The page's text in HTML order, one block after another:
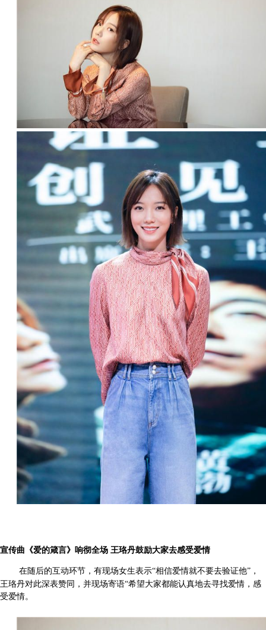
宣传曲《爱的箴言》响彻全场 王珞丹鼓励大家去感受爱情
在随后的互动环节，有现场女生表示“相信爱情就不要去验证他”，
王珞丹对此深表赞同，并现场寄语“希望大家都能认真地去寻找爱情，感
受爱情。